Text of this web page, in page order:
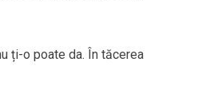
ți-o poate da. În tăcerea